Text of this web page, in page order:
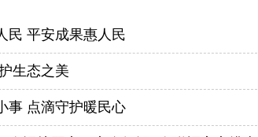
民 平安成果惠人民
生态之美
事 点滴守护暖民心